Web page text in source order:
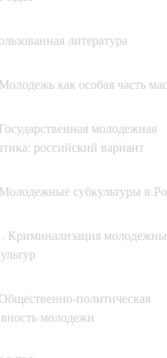
литература
как особая часть
молодежная
российский вариант
субкультуры в
Криминализация
политическая
молодежи